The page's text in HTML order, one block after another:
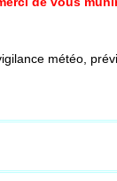
météo,